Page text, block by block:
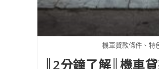
機車貸款條件、特
║2分鐘了解║機車